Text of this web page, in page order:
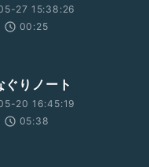
27 15:38:26
00:25
ぐりノート
20 16:45:19
05:38